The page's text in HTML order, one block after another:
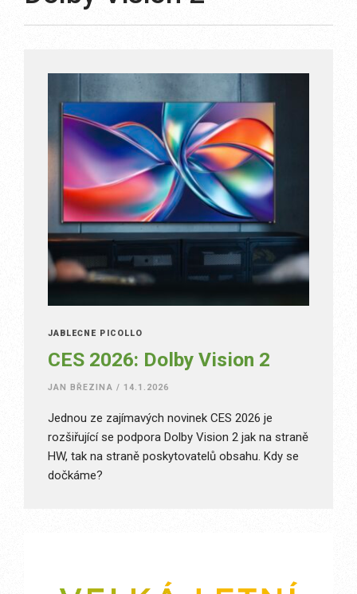
JABLEČNÉ PICOLLO
CES 2026: Dolby Vision 2
JAN BŘEZINA / 14.1.2026
Jednou ze zajímavých novinek CES 2026 je
rozšiřující se podpora Dolby Vision 2 jak na straně
HW, tak na straně poskytovatelů obsahu. Kdy se
dočkáme?